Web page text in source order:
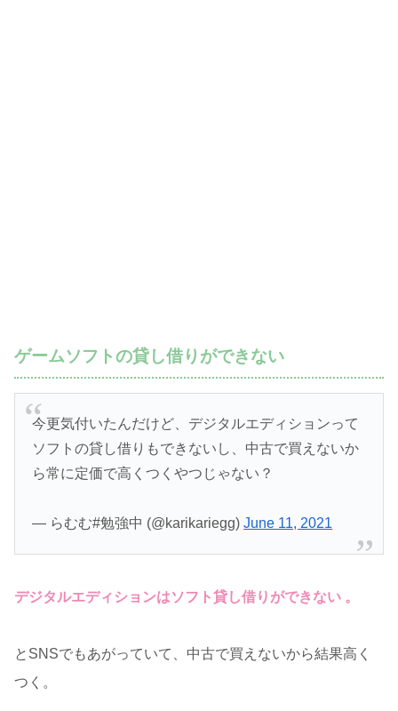
ゲームソフトの貸し借りができない
今更気付いたんだけど、デジタルエディションって
ソフトの貸し借りもできないし、中古で買えないか
ら常に定価で高くつくやつじゃない？
— らむむ#勉強中 (@karikariegg)June 11, 2021
デジタルエディションはソフト貸し借りができない 。
とSNSでもあがっていて、中古で買えないから結果高く
つく。